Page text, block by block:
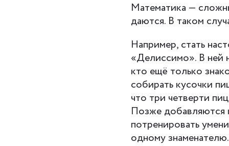
Математика —
даются. В таком
Например, стать
«Делиссимо». В ней
кто ещё только
собирать кусочки
что три четверти
Позже
потренировать
одному